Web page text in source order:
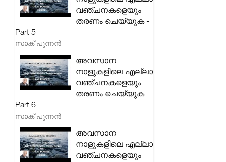
വഞ്ചനകളെയും
തരണം ചെയ്യുക -
Part 5
സാക് പുന്നൻ
അവസാന
നാളുകളിലെ എല്ലാ
വഞ്ചനകളെയും
തരണം ചെയ്യുക -
Part 6
സാക് പുന്നൻ
അവസാന
നാളുകളിലെ എല്ലാ
വഞ്ചനകളെയും